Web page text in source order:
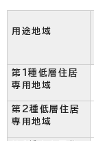
用途地域
第1種低層住居
専用地域
第2種低層住居
専用地域